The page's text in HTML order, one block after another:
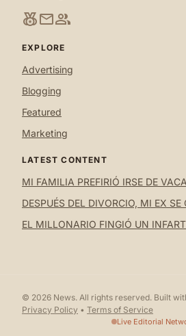
social_leaderboardmailgroup
EXPLORE
Advertising
Blogging
Featured
Marketing
LATEST CONTENT
MI FAMILIA PREFIRIÓ IRSE DE
DESPUÉS DEL DIVORCIO, MI EX SE
EL MILLONARIO FINGIÓ UN
© 2026 News. All rights reserved. Built
Privacy Policy • Terms of Service
Live Editorial